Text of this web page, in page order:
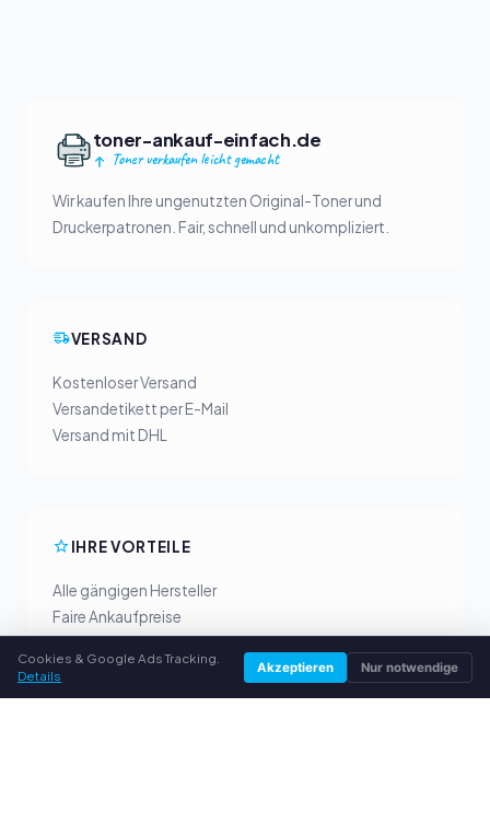
toner-ankauf-einfach.de
Toner verkaufen leicht gemacht
Wir kaufen Ihre ungenutzten Original-Toner und
Druckerpatronen. Fair, schnell und unkompliziert.
VERSAND
Kostenloser Versand
Versandetikett per E-Mail
Versand mit DHL
IHRE VORTEILE
Alle gängigen Hersteller
Faire Ankaufpreise
Persönliche Beratung
Cookies & Google Ads Tracking.
Details
Akzeptieren Nur notwendige